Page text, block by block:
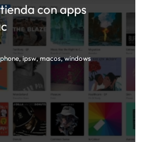
con apps
,ipsw,macos,windows